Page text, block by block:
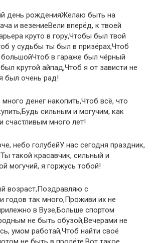
день рожденияЖелаю быть на
и везениеВели вперёд, к твоей
круто в гору,Чтобы был твой
у судьбы ты был в призёрах,Чтоб
в гараже был чёрный
крутой айпад,Чтоб я от зависти не
был очень рад!
денег накопить,Чтоб всё, что
сильным и могучим, как
счастливым много лет!
небо голубейУ нас сегодня праздник,
такой красавчик, сильный и
могучий, я горжусь тобой!
возраст,Поздравляю с
годов так много,Проживи их не
в Вузе,Больше спортом
не быть обузой,Вечерами не
умом работай,Чтоб найти своё